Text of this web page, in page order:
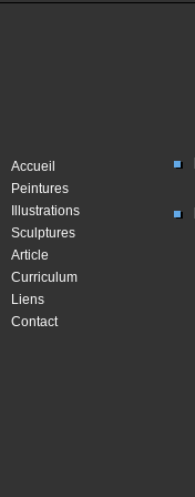
Accueil
Peintures
Illustrations
Sculptures
Article
Curriculum
Liens
Contact